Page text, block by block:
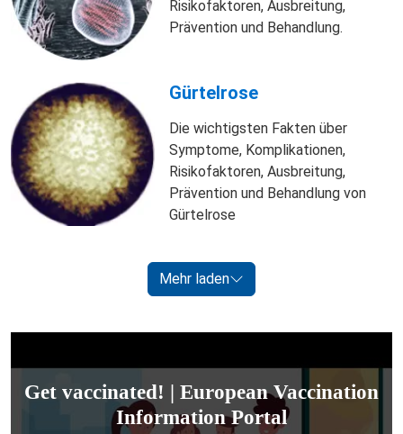
Risikofaktoren, Ausbreitung,
Prävention und Behandlung.
Gürtelrose
Die wichtigsten Fakten über
Symptome, Komplikationen,
Risikofaktoren, Ausbreitung,
Prävention und Behandlung von
Gürtelrose
Mehr laden
Get vaccinated! | European Vaccination
Information Portal